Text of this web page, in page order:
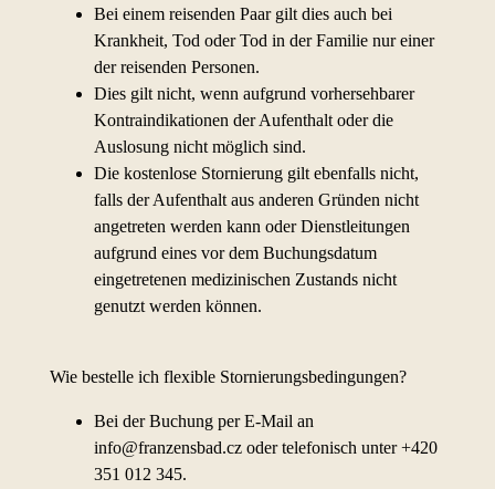
Bei einem reisenden Paar gilt dies auch bei
Krankheit, Tod oder Tod in der Familie nur einer
der reisenden Personen.
Dies gilt nicht, wenn aufgrund vorhersehbarer
Kontraindikationen der Aufenthalt oder die
Auslosung nicht möglich sind.
Die kostenlose Stornierung gilt ebenfalls nicht,
falls der Aufenthalt aus anderen Gründen nicht
angetreten werden kann oder Dienstleitungen
aufgrund eines vor dem Buchungsdatum
eingetretenen medizinischen Zustands nicht
genutzt werden können.
Wie bestelle ich flexible Stornierungsbedingungen?
Bei der Buchung per E-Mail an
info@franzensbad.cz oder telefonisch unter +420
351 012 345.